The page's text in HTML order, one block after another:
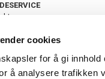
cookies
for å gi
å analysere trafikken
oss
og bytte
og levering